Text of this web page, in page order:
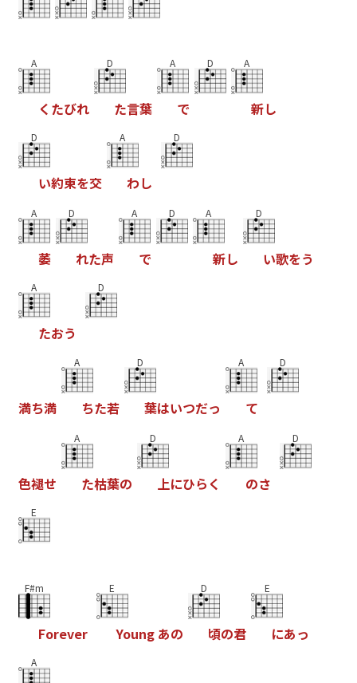
A
く たびれ
D
た言葉
A
で
D A
新し
D
い約束を交
A
わし
D
A
萎
D
れた声
A
で
D A
新し
D
い歌をう
A
たおう
D
満ち満
A
ちた若
D
葉はいつだっ
A
て
D
色褪せ
A
た枯葉の
D
上にひら く
A
のさ
D
E
F#m
Forever
E
Young あの
D
頃の君
E
にあっ
A